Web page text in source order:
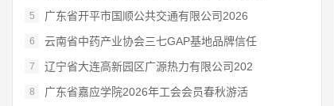
5 广东省开平市国顺公共交通有限公司2026
6 云南省中药产业协会三七GAP基地品牌信任
7 辽宁省大连高新园区广源热力有限公司202
8 广东省嘉应学院2026年工会会员春秋游活